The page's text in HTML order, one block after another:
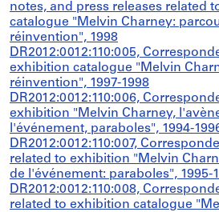
notes, and press releases related
catalogue "Melvin Charney:
réinvention", 1998
DR2012:0012:110:005,
exhibition catalogue "Melvin
réinvention", 1997-1998
DR2012:0012:110:006,
exhibition "Melvin Charney,
l'événement, paraboles", 1994-
DR2012:0012:110:007,
related to exhibition "Melvin
de l'événement: paraboles", 1995-
DR2012:0012:110:008,
related to exhibition catalogue